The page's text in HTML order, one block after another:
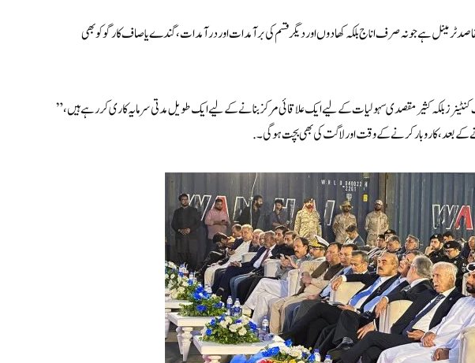
ٹرمینل ہے جو نہ صرف اناج بلکہ کھادوں اور دیگر قسم کی برآمدات اور درآمدات، گندے یا صاف کارگو کو بھی
بلکہ کثیر مقصدی سہولیات کے لیے ایک علاقائی مرکز بنانے کے لیے ایک طویل مدتی سرمایہ کاری کر رہے ہیں،”
بعد، کاروبار کرنے کے وقت اور لاگت کی بھی بچت ہو گی۔ .